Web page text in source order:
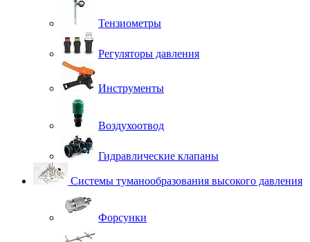
Тензиометры
Регуляторы давления
Инструменты
Воздухоотвод
Гидравлические клапаны
Системы туманообразования высокого давления
Форсунки